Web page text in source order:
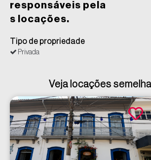
responsáveis pela
s locações.
Tipo de propriedade
Privada
Veja locações